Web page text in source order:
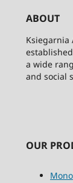
ABOUT
Ksiegarnia
a wide
and social
OUR